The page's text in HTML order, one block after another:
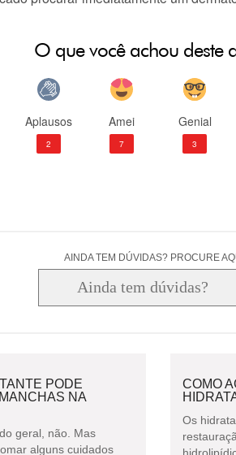
O que você achou deste
Aplausos
2
Amei
7
Genial
3
AINDA TEM DÚVIDAS? PROCURE
PODE
NA
geral, não. Mas
alguns cuidados
COMO
Os